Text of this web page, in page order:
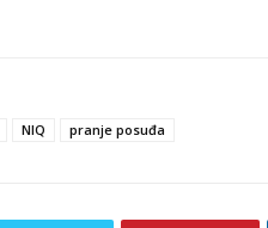
NIQ pranje posuđa